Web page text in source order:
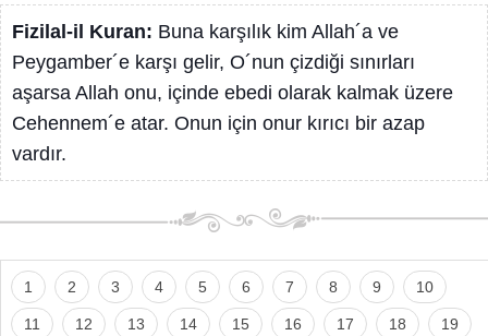
Fizilal-il Kuran: Buna karşılık kim Allah´a ve
Peygamber´e karşı gelir, O´nun çizdiği sınırları
aşarsa Allah onu, içinde ebedi olarak kalmak üzere
Cehennem´e atar. Onun için onur kırıcı bir azap
vardır.
1 2 3 4 5 6 7 8 9 10
11 12 13 14 15 16 17 18 19